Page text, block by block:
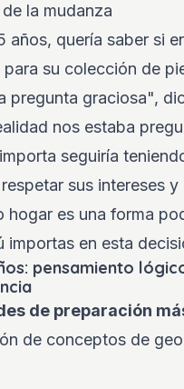
la mudanza
años, quería saber si
para su colección de
pregunta graciosa",
nos estaba
seguiría
sus intereses y
hogar es una forma
importas en esta
pensamiento
de preparación
de conceptos de